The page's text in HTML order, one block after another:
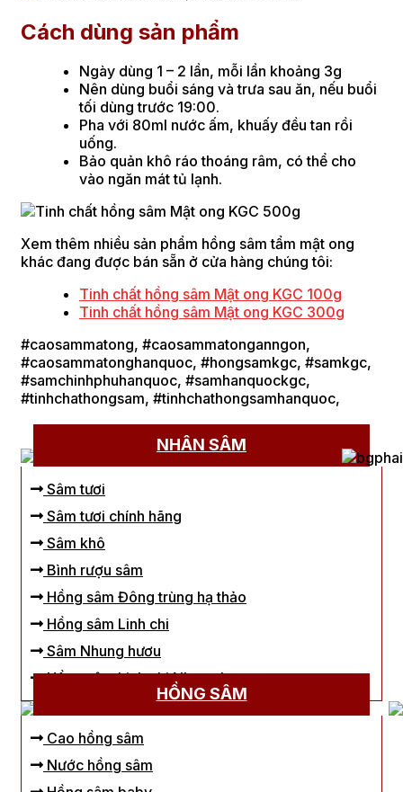
Cách dùng sản phẩm
Ngày dùng 1 – 2 lần, mỗi lần khoảng 3g
Nên dùng buổi sáng và trưa sau ăn, nếu buổi
tối dùng trước 19:00.
Pha với 80ml nước ấm, khuấy đều tan rồi
uống.
Bảo quản khô ráo thoáng râm, có thể cho
vào ngăn mát tủ lạnh.
Xem thêm nhiều sản phẩm hồng sâm tẩm mật ong
khác đang được bán sẵn ở cửa hàng chúng tôi:
Tinh chất hồng sâm Mật ong KGC 100g
Tinh chất hồng sâm Mật ong KGC 300g
#caosammatong, #caosammatonganngon,
#caosammatonghanquoc, #hongsamkgc, #samkgc,
#samchinhphuhanquoc, #samhanquockgc,
#tinhchathongsam, #tinhchathongsamhanquoc,
NHÂN SÂM
Sâm tươi
Sâm tươi chính hãng
Sâm khô
Bình rượu sâm
Hồng sâm Đông trùng hạ thảo
Hồng sâm Linh chi
Sâm Nhung hươu
Hồng sâm Linh chi Nhung hươu
HỒNG SÂM
Cao hồng sâm
Nước hồng sâm